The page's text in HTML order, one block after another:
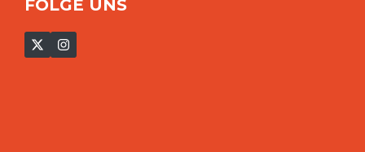
FOLGE UNS